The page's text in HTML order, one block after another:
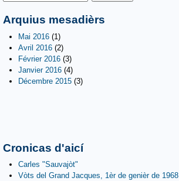
Arquius mesadièrs
Mai 2016 (1)
Avril 2016 (2)
Février 2016 (3)
Janvier 2016 (4)
Décembre 2015 (3)
Cronicas d'aicí
Carles "Sauvajòt"
Vòts del Grand Jacques, 1èr de genièr de 1968